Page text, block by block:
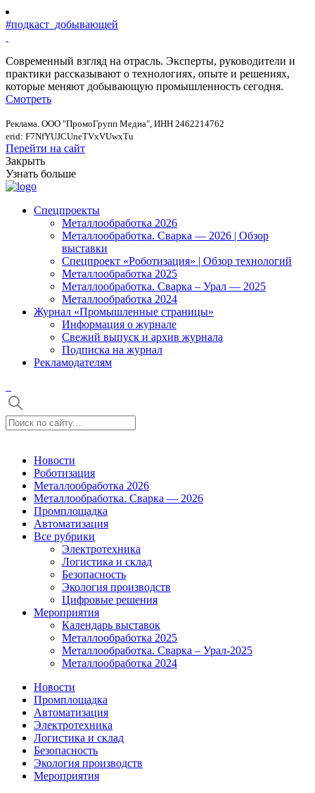
#подкаст_добывающей
Современный взгляд на отрасль. Эксперты, руководители и
практики рассказывают о технологиях, опыте и решениях,
которые меняют добывающую промышленность сегодня.
Смотреть
Реклама. ООО "ПромоГрупп Медиа", ИНН 2462214762
erid: F7NfYUJCUneTVxVUwxTu
Перейти на сайт
Закрыть
Узнать больше
Спецпроекты
Металлообработка 2026
Металлообработка. Сварка — 2026 | Обзор
выставки
Спецпроект «Роботизация» | Обзор технологий
Металлообработка 2025
Металлообработка. Сварка – Урал — 2025
Металлообработка 2024
Журнал «Промышленные страницы»
Информация о журнале
Свежий выпуск и архив журнала
Подписка на журнал
Рекламодателям
Новости
Роботизация
Металлообработка 2026
Металлообработка. Сварка — 2026
Промплощадка
Автоматизация
Все рубрики
Электротехника
Логистика и склад
Безопасность
Экология производств
Цифровые решения
Мероприятия
Календарь выставок
Металлообработка 2025
Металлообработка. Сварка – Урал-2025
Металлообработка 2024
Новости
Промплощадка
Автоматизация
Электротехника
Логистика и склад
Безопасность
Экология производств
Мероприятия